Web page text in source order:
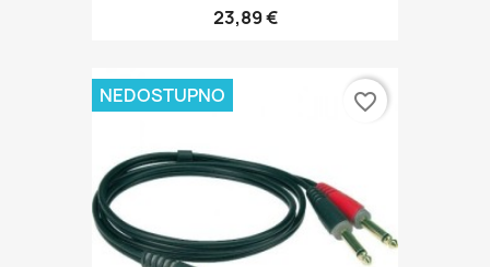
23,89 €
NEDOSTUPNO favorite_border